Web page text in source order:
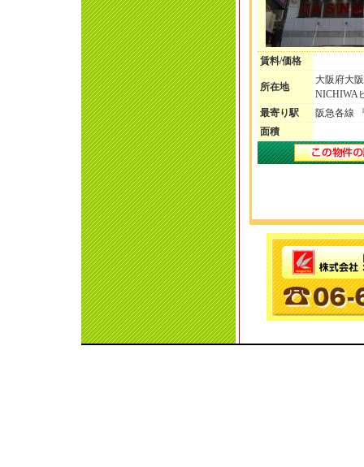
賃料/価格
所在地
大阪府大
NICHIWA
最寄り駅
阪急各線
面積